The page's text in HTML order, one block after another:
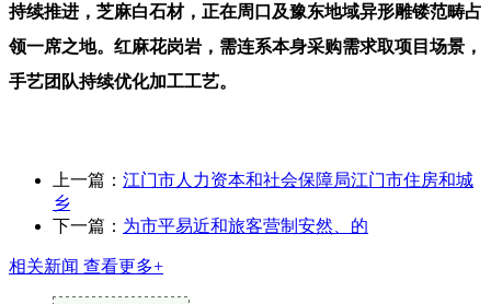
持续推进，芝麻白石材，正在周口及豫东地域异形雕镂范畴占
领一席之地。红麻花岗岩，需连系本身采购需求取项目场景，
手艺团队持续优化加工工艺。
上一篇： 江门市人力资本和社会保障局江门市住房和城
乡
下一篇： 为市平易近和旅客营制安然、的
相关新闻 查看更多+